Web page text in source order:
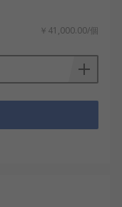
￥41,000.00/個